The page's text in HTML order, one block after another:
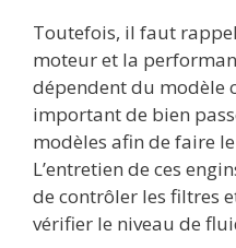
Toutefois, il faut
moteur et la
dépendent du modèle
important de bien
modèles afin de faire
L’entretien de ces
de contrôler les filtres
vérifier le niveau de